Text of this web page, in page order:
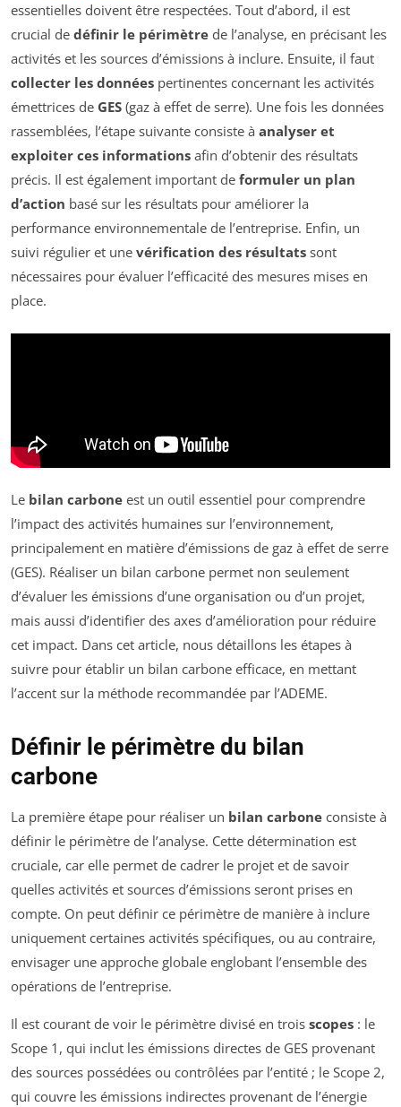
essentielles doivent être respectées. Tout d’abord, il est
crucial de définir le périmètre de l’analyse, en précisant les
activités et les sources d’émissions à inclure. Ensuite, il faut
collecter les données pertinentes concernant les activités
émettrices de GES (gaz à effet de serre). Une fois les données
rassemblées, l’étape suivante consiste à analyser et
exploiter ces informations afin d’obtenir des résultats
précis. Il est également important de formuler un plan
d’action basé sur les résultats pour améliorer la
performance environnementale de l’entreprise. Enfin, un
suivi régulier et une vérification des résultats sont
nécessaires pour évaluer l’efficacité des mesures mises en
place.
Le bilan carbone est un outil essentiel pour comprendre
l’impact des activités humaines sur l’environnement,
principalement en matière d’émissions de gaz à effet de serre
(GES). Réaliser un bilan carbone permet non seulement
d’évaluer les émissions d’une organisation ou d’un projet,
mais aussi d’identifier des axes d’amélioration pour réduire
cet impact. Dans cet article, nous détaillons les étapes à
suivre pour établir un bilan carbone efficace, en mettant
l’accent sur la méthode recommandée par l’ADEME.
Définir le périmètre du bilan
carbone
La première étape pour réaliser un bilan carbone consiste à
définir le périmètre de l’analyse. Cette détermination est
cruciale, car elle permet de cadrer le projet et de savoir
quelles activités et sources d’émissions seront prises en
compte. On peut définir ce périmètre de manière à inclure
uniquement certaines activités spécifiques, ou au contraire,
envisager une approche globale englobant l’ensemble des
opérations de l’entreprise.
Il est courant de voir le périmètre divisé en trois scopes : le
Scope 1, qui inclut les émissions directes de GES provenant
des sources possédées ou contrôlées par l’entité ; le Scope 2,
qui couvre les émissions indirectes provenant de l’énergie